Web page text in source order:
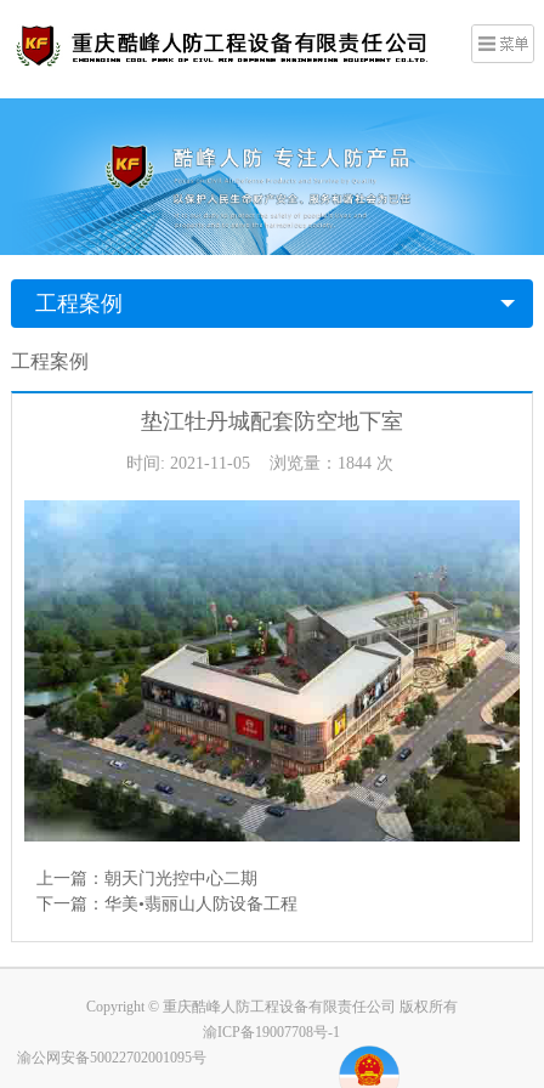
工程案例
工程案例
垫江牡丹城配套防空地下室
时间: 2021-11-05 浏览量：1844 次
上一篇： 朝天门光控中心二期
下一篇： 华美•翡丽山人防设备工程
Copyright © 重庆酷峰人防工程设备有限责任公司 版权所有
渝ICP备19007708号-1
渝公网安备50022702001095号